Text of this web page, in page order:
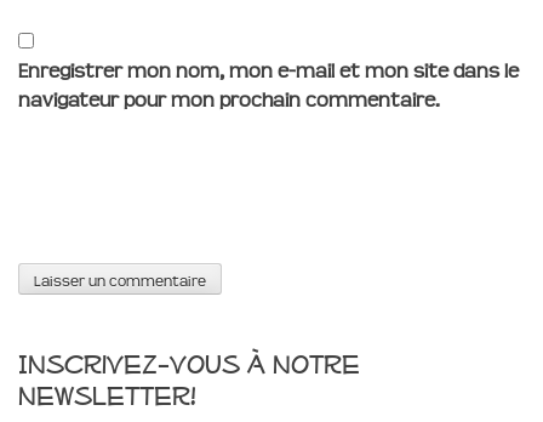
Enregistrer mon nom, mon e-mail et mon site dans le
navigateur pour mon prochain commentaire.
Inscrivez-vous à notre
newsletter!